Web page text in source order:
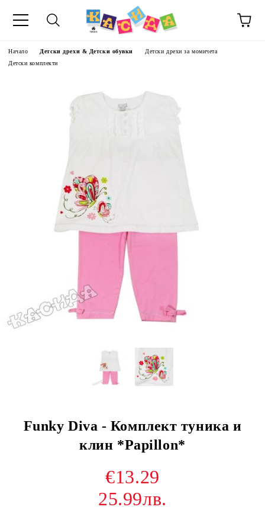
Начало Детски дрехи & Детски обувки
Детски дрехи за момичета
Детски комплекти
Funky Diva - Комплект туника и
клин *Papillon*
€13.29
25.99лв.